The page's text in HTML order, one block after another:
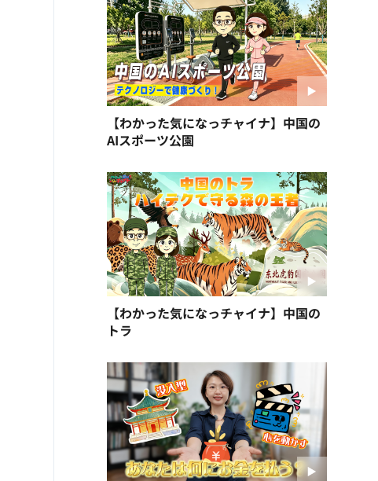
【わかった気になっチャイナ】中国の
AIスポーツ公園
【わかった気になっチャイナ】中国の
トラ